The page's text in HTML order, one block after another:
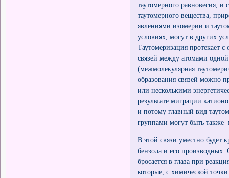
таутомерного равновесия, и
таутомерного вещества,
явлениями изомерии и
условиях, могут в других
Таутомеризация протекает
связей между атомами
(межмолекулярная
образования связей можно
или несколькими
результате миграции
и потому главный вид
группами могут быть
В этой связи уместно будет
бензола и его производных.
бросается в глаза при
которые, с химической